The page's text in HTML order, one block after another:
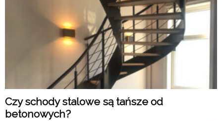
Czy schody stalowe są tańsze od
betonowych?